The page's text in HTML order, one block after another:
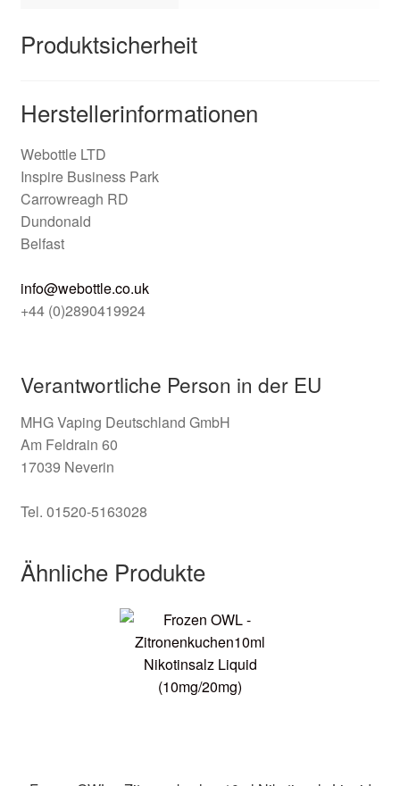
Produktsicherheit
Herstellerinformationen
Webottle LTD
Inspire Business Park
Carrowreagh RD
Dundonald
Belfast
info@webottle.co.uk
+44 (0)2890419924
Verantwortliche Person in der EU
MHG Vaping Deutschland GmbH
Am Feldrain 60
17039 Neverin
Tel. 01520-5163028
Ähnliche Produkte